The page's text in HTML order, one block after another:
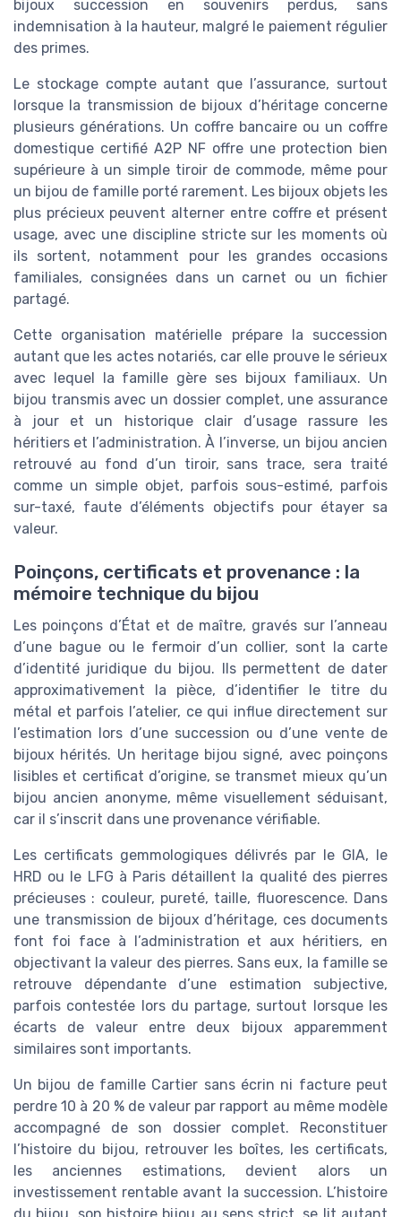
bijoux succession en souvenirs perdus, sans
indemnisation à la hauteur, malgré le paiement régulier
des primes.
Le stockage compte autant que l’assurance, surtout
lorsque la transmission de bijoux d’héritage concerne
plusieurs générations. Un coffre bancaire ou un coffre
domestique certifié A2P NF offre une protection bien
supérieure à un simple tiroir de commode, même pour
un bijou de famille porté rarement. Les bijoux objets les
plus précieux peuvent alterner entre coffre et présent
usage, avec une discipline stricte sur les moments où
ils sortent, notamment pour les grandes occasions
familiales, consignées dans un carnet ou un fichier
partagé.
Cette organisation matérielle prépare la succession
autant que les actes notariés, car elle prouve le sérieux
avec lequel la famille gère ses bijoux familiaux. Un
bijou transmis avec un dossier complet, une assurance
à jour et un historique clair d’usage rassure les
héritiers et l’administration. À l’inverse, un bijou ancien
retrouvé au fond d’un tiroir, sans trace, sera traité
comme un simple objet, parfois sous-estimé, parfois
sur-taxé, faute d’éléments objectifs pour étayer sa
valeur.
Poinçons, certificats et provenance : la
mémoire technique du bijou
Les poinçons d’État et de maître, gravés sur l’anneau
d’une bague ou le fermoir d’un collier, sont la carte
d’identité juridique du bijou. Ils permettent de dater
approximativement la pièce, d’identifier le titre du
métal et parfois l’atelier, ce qui influe directement sur
l’estimation lors d’une succession ou d’une vente de
bijoux hérités. Un heritage bijou signé, avec poinçons
lisibles et certificat d’origine, se transmet mieux qu’un
bijou ancien anonyme, même visuellement séduisant,
car il s’inscrit dans une provenance vérifiable.
Les certificats gemmologiques délivrés par le GIA, le
HRD ou le LFG à Paris détaillent la qualité des pierres
précieuses : couleur, pureté, taille, fluorescence. Dans
une transmission de bijoux d’héritage, ces documents
font foi face à l’administration et aux héritiers, en
objectivant la valeur des pierres. Sans eux, la famille se
retrouve dépendante d’une estimation subjective,
parfois contestée lors du partage, surtout lorsque les
écarts de valeur entre deux bijoux apparemment
similaires sont importants.
Un bijou de famille Cartier sans écrin ni facture peut
perdre 10 à 20 % de valeur par rapport au même modèle
accompagné de son dossier complet. Reconstituer
l’histoire du bijou, retrouver les boîtes, les certificats,
les anciennes estimations, devient alors un
investissement rentable avant la succession. L’histoire